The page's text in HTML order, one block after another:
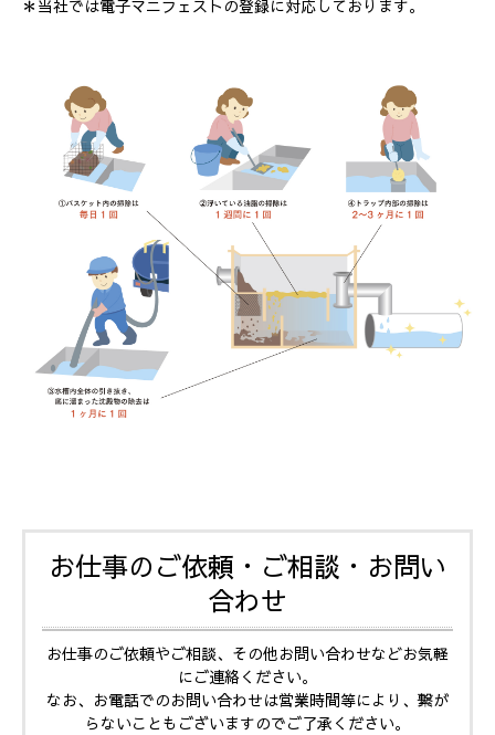
＊当社では電子マニフェストの登録に対応しております。
お仕事のご依頼・ご相談・お問い
合わせ
お仕事のご依頼やご相談、その他お問い合わせなどお気軽
にご連絡ください。
なお、お電話でのお問い合わせは営業時間等により、繋が
らないこともございますのでご了承ください。